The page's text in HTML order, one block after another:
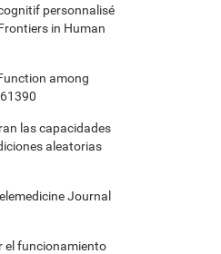
personnalisé
in Human
among
las capacidades
aleatorias
Journal
el funcionamiento